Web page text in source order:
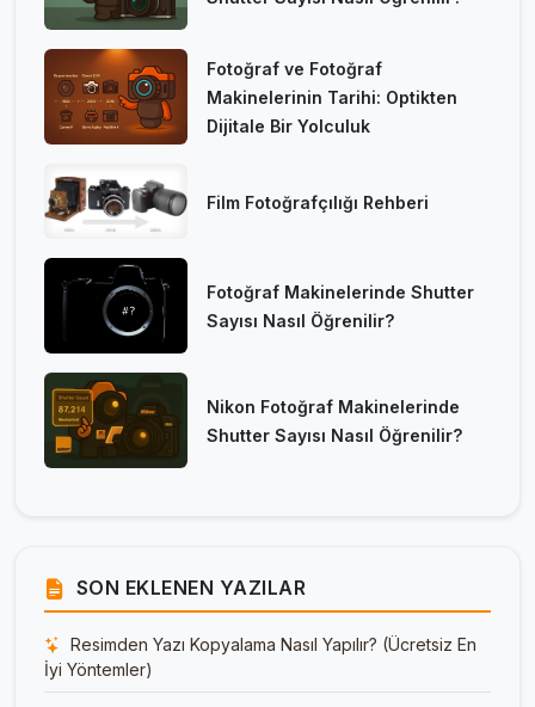
Fotoğraf ve Fotoğraf
Makinelerinin Tarihi: Optikten
Dijitale Bir Yolculuk
Film Fotoğrafçılığı Rehberi
Fotoğraf Makinelerinde Shutter
Sayısı Nasıl Öğrenilir?
Nikon Fotoğraf Makinelerinde
Shutter Sayısı Nasıl Öğrenilir?
SON EKLENEN YAZILAR
Resimden Yazı Kopyalama Nasıl Yapılır? (Ücretsiz En
İyi Yöntemler)